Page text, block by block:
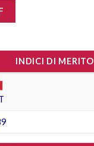
INDICI DI MERITO